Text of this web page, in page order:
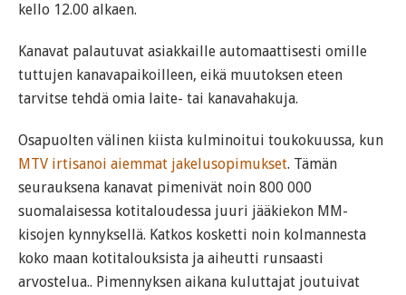
kello 12.00 alkaen.
Kanavat palautuvat asiakkaille automaattisesti omille
tuttujen kanavapaikoilleen, eikä muutoksen eteen
tarvitse tehdä omia laite- tai kanavahakuja.
Osapuolten välinen kiista kulminoitui toukokuussa, kun
MTV irtisanoi aiemmat jakelusopimukset. Tämän
seurauksena kanavat pimenivät noin 800 000
suomalaisessa kotitaloudessa juuri jääkiekon MM-
kisojen kynnyksellä. Katkos kosketti noin kolmannesta
koko maan kotitalouksista ja aiheutti runsaasti
arvostelua.. Pimennyksen aikana kuluttajat joutuivat